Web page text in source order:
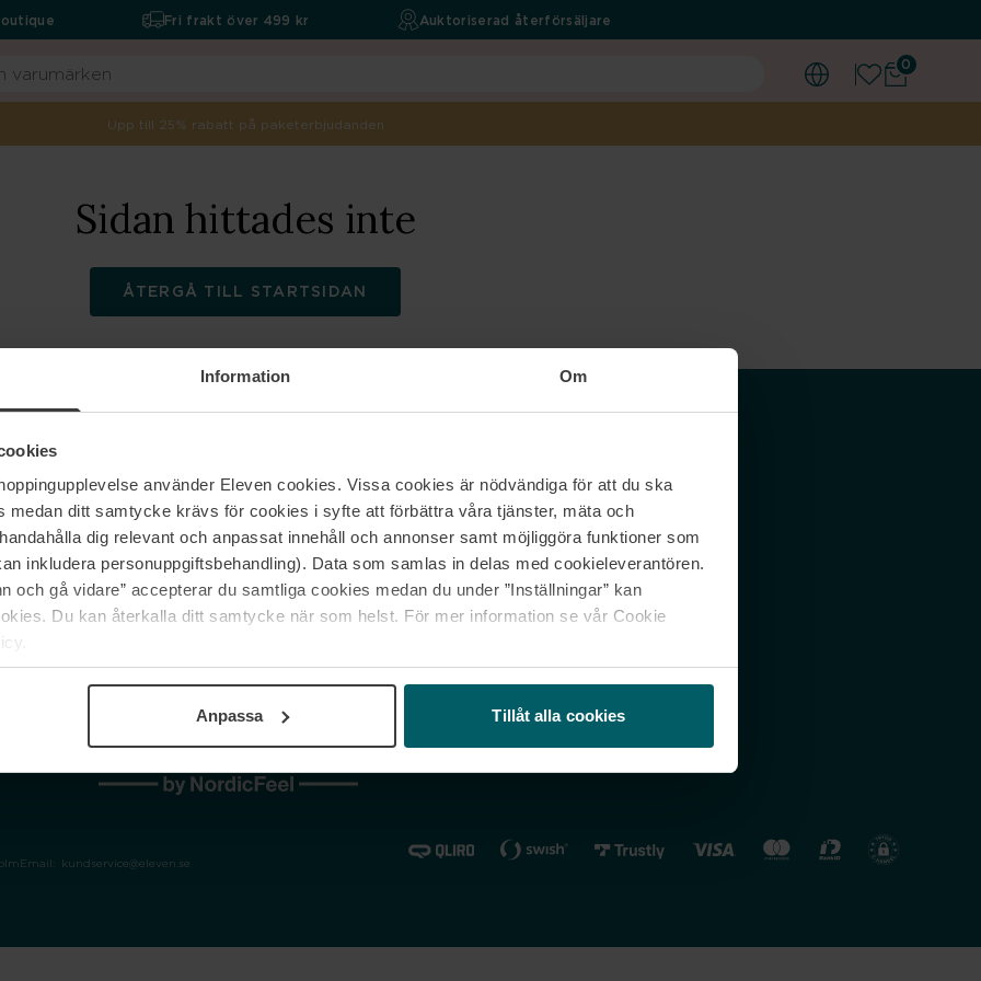
Information Om
använder Eleven cookies. Vissa cookies är nödvändiga för att du ska
medan ditt samtycke krävs för cookies i syfte att förbättra våra tjänster, mäta och
dig relevant och anpassat innehåll och annonser samt möjliggöra funktioner som
inkludera personuppgiftsbehandling). Data som samlas in delas med cookieleverantören.
och gå vidare” accepterar du samtliga cookies medan du under ”Inställningar” kan
Du kan återkalla ditt samtycke när som helst. För mer information se vår Cookie
Anpassa Tillåt alla cookies
0
Fri frakt över 499 kr Auktoriserad återförsäljare
Upp till 25% rabatt på paketerbjudanden
Sidan hittades inte
ÅTERGÅ TILL STARTSIDAN
Om oss
Jobba hos oss
Våra varumärken
Kontakta oss
Vanliga frågor & svar
Spåra min beställning
reklamationer
Nordicfeel SE
Nordicfeel FI
Nordicfeel NO
Email: kundservice@eleven.se